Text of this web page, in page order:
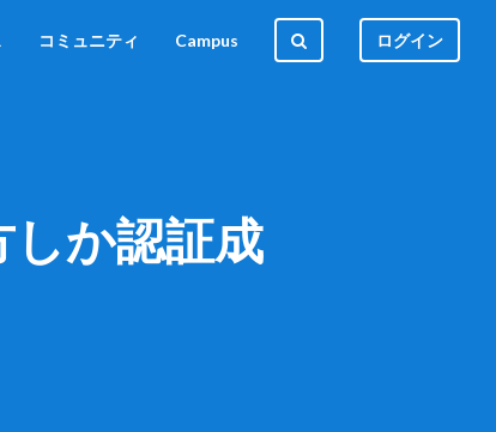
コミュニティ Campus ログイン
か認証成